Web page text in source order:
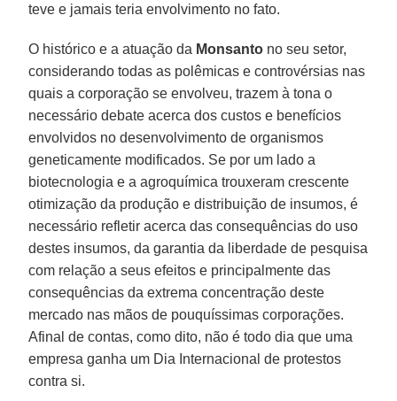
teve e jamais teria envolvimento no fato.
O histórico e a atuação da Monsanto no seu setor,
considerando todas as polêmicas e controvérsias nas
quais a corporação se envolveu, trazem à tona o
necessário debate acerca dos custos e benefícios
envolvidos no desenvolvimento de organismos
geneticamente modificados. Se por um lado a
biotecnologia e a agroquímica trouxeram crescente
otimização da produção e distribuição de insumos, é
necessário refletir acerca das consequências do uso
destes insumos, da garantia da liberdade de pesquisa
com relação a seus efeitos e principalmente das
consequências da extrema concentração deste
mercado nas mãos de pouquíssimas corporações.
Afinal de contas, como dito, não é todo dia que uma
empresa ganha um Dia Internacional de protestos
contra si.